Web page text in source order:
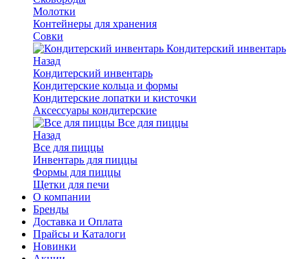
Молотки
Контейнеры для хранения
Совки
Кондитерский инвентарь
Назад
Кондитерский инвентарь
Кондитерские кольца и формы
Кондитерские лопатки и кисточки
Аксессуары кондитерские
Все для пиццы
Назад
Все для пиццы
Инвентарь для пиццы
Формы для пиццы
Щетки для печи
О компании
Бренды
Доставка и Оплата
Прайсы и Каталоги
Новинки